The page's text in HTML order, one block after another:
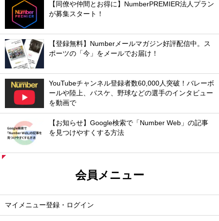
【同僚や仲間とお得に】NumberPREMIER法人プラン
が募集スタート！
【登録無料】Numberメールマガジン好評配信中。ス
ポーツの「今」をメールでお届け！
YouTubeチャンネル登録者数60,000人突破！バレーボ
ールや陸上、バスケ、野球などの選手のインタビュー
を動画で
【お知らせ】Google検索で「Number Web」の記事
を見つけやすくする方法
会員メニュー
マイメニュー登録・ログイン